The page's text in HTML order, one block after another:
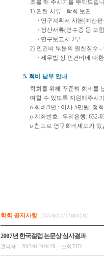
조를 해 주시기를 부탁드립
1) 관련 서류 - 학회 보관
· 연구계획서 사본(예산
· 정산서류(영수증 등 포
· 연구보고서 2부
2) 인건비 부분의 원천징수
· 세무법 상 인건비에 대
5. 회비 납부 안내
학회를 위해 꾸준히 회비를
여할 수 있도록 지원해주시
o 회비/1년 : 이사-5만원, 정
o 계좌번호 : 우리은행: 632-
o 참고로 영구회비제도가
학회 공지사항 255개(12/13페이지)
2007년 한국갤럽 논문상 심사결과
관리자 2013.04.24 01:20 조회 7471